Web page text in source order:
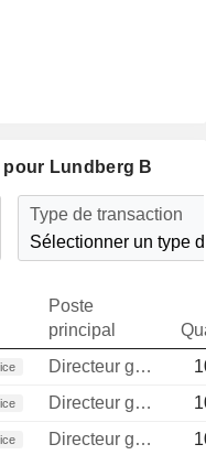
Lundberg B
Type de transaction
Sélectionner un type
Poste
principal
Directeur general
Directeur general
Directeur general